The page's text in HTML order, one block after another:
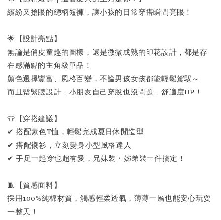
繽紛又搶眼的總柄短褲，讓小孩的日常穿搭瞬間亮眼！
🌟【設計亮點】
無論是俏皮童趣的圖樣，還是微微成熟的印花設計，都是存
在感滿點的主角級單品！
顏色選擇豐富、風格百變，不論男孩女孩都能輕鬆駕馭～
而且鬆緊腰設計，小朋友自己穿脫也沒問題，舒適度UP！
👕【穿搭建議】
✔ 搭配素色T恤，輕鬆完成夏日休閒造型
✔ 搭配襯衫，立刻變身小型風格達人
✔ 手足一起穿也超有愛，兄妹裝・姊弟裝一件搞定！
🧵【質感面料】
採用100%純棉材質，觸感輕柔透氣，薄薄一層也能安心玩耍
一整天！